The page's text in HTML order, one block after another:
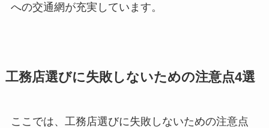
への交通網が充実しています。
工務店選びに失敗しないための注意点4選
ここでは、工務店選びに失敗しないための注意点